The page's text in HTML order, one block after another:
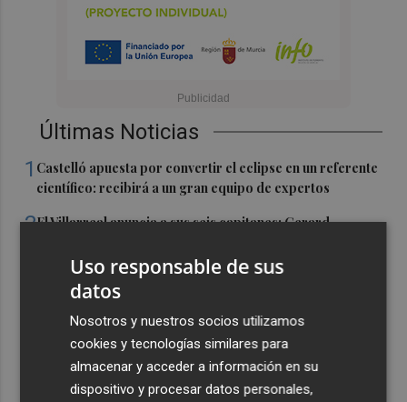
Últimas Noticias
1 Castelló apuesta por convertir el eclipse en un referente
científico: recibirá a un gran equipo de expertos
2El Villarreal anuncia a sus seis capitanes: Gerard
Costa
Más problemas en el lateral derecho: Monferrer sufre
una lesión muscular
San Javier da viabilidad al nuevo contrato del transporte
urbano y a un hotel de cuatro estrellas en La Manga con
324 habitaciones
Uso responsable de sus
datos
Nosotros y nuestros socios utilizamos
cookies y tecnologías similares para
almacenar y acceder a información en su
dispositivo y procesar datos personales,